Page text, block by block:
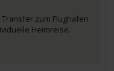
zum Flughafen
Heimreise.